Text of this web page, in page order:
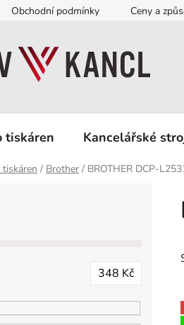
Obchodní podmínky Ceny a
tiskáren Kancelářské
/ Brother / BROTHER DCP-
348 Kč